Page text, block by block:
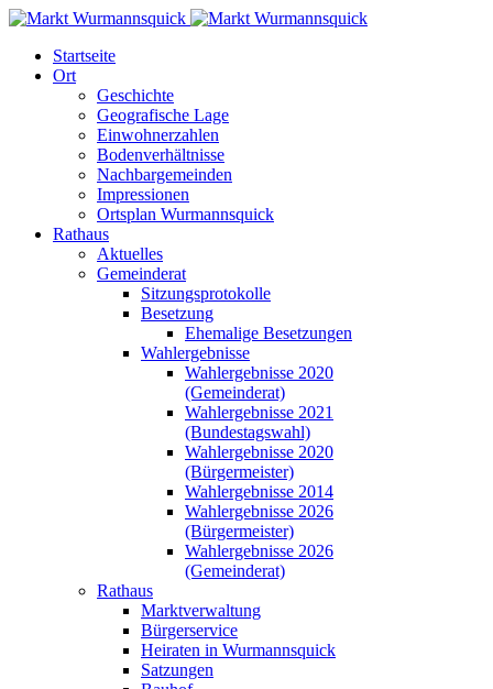
Startseite
Ort
Geschichte
Geografische Lage
Einwohnerzahlen
Bodenverhältnisse
Nachbargemeinden
Impressionen
Ortsplan Wurmannsquick
Rathaus
Aktuelles
Gemeinderat
Sitzungsprotokolle
Besetzung
Ehemalige Besetzungen
Wahlergebnisse
Wahlergebnisse 2020
(Gemeinderat)
Wahlergebnisse 2021
(Bundestagswahl)
Wahlergebnisse 2020
(Bürgermeister)
Wahlergebnisse 2014
Wahlergebnisse 2026
(Bürgermeister)
Wahlergebnisse 2026
(Gemeinderat)
Rathaus
Marktverwaltung
Bürgerservice
Heiraten in Wurmannsquick
Satzungen